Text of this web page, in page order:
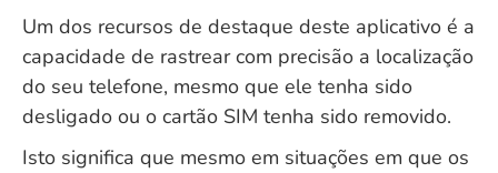
Um dos recursos de destaque deste aplicativo é a
capacidade de rastrear com precisão a localização
do seu telefone, mesmo que ele tenha sido
desligado ou o cartão SIM tenha sido removido.
Isto significa que mesmo em situações em que os